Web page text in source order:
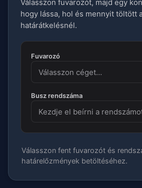
Válasszon fuvarozót, majd egy
hogy lássa, hol és mennyit töltött
határátkelésnél.
Fuvarozó
Busz rendszáma
Válasszon fent fuvarozót és
határelőzmények betöltéséhez.